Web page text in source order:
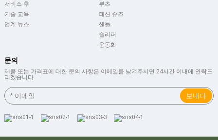
서비스 후
기술 교육
업계 뉴스
부츠
패션 슈즈
샌들
슬리퍼
운동화
문의
제품 또는 가격표에 대한 문의 사항은 이메일을 남겨주시면 24시간 이내에 연락드
리겠습니다.
보내다